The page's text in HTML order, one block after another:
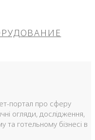
портал про сферу
огляди, дослідження,
та готельному бізнесі в